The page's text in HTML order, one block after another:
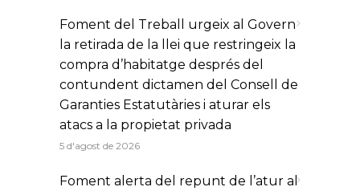
Foment del Treball urgeix al Govern
la retirada de la llei que restringeix la
compra d’habitatge després del
contundent dictamen del Consell de
Garanties Estatutàries i aturar els
atacs a la propietat privada
5 d'agost de 2026
Foment alerta del repunt de l’atur al